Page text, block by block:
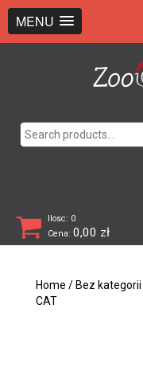
MENU
Ilosc: 0
Cena: 0,00 zł
Home / Bez kategorii
CAT